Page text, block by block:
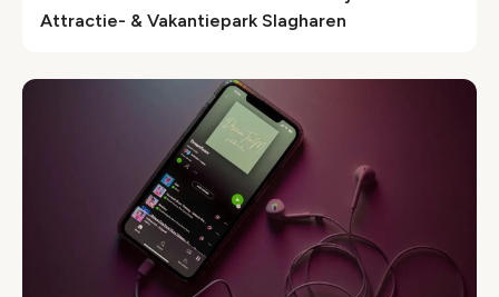
Attractie- & Vakantiepark Slagharen